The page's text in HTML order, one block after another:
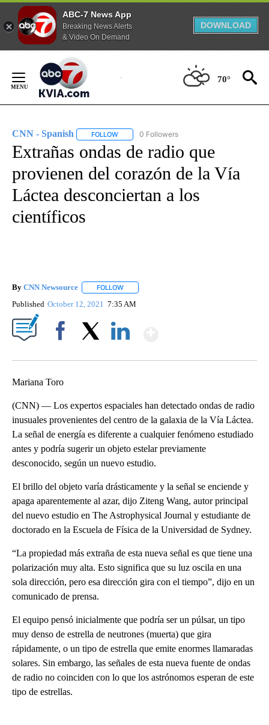
ABC-7 News App
Breaking News Alerts
& Video On Demand
DOWNLOAD
Content
70°
CNN - Spanish FOLLOW FOLLOW "CNN - SPANISH" TO RECEIVE
0 Followers
Extrañas ondas de radio que
provienen del corazón de la Vía
Láctea desconciertan a los
científicos
By CNN Newsource FOLLOW
Published October 12, 2021 7:35 AM
Mariana Toro
(CNN) — Los expertos espaciales han detectado ondas de radio
inusuales provenientes del centro de la galaxia de la Vía Láctea.
La señal de energía es diferente a cualquier fenómeno estudiado
antes y podría sugerir un objeto estelar previamente
desconocido, según un nuevo estudio.
El brillo del objeto varía drásticamente y la señal se enciende y
apaga aparentemente al azar, dijo Ziteng Wang, autor principal
del nuevo estudio en The Astrophysical Journal y estudiante de
doctorado en la Escuela de Física de la Universidad de Sydney.
“La propiedad más extraña de esta nueva señal es que tiene una
polarización muy alta. Esto significa que su luz oscila en una
sola dirección, pero esa dirección gira con el tiempo”, dijo en un
comunicado de prensa.
El equipo pensó inicialmente que podría ser un púlsar, un tipo
muy denso de estrella de neutrones (muerta) que gira
rápidamente, o un tipo de estrella que emite enormes llamaradas
solares. Sin embargo, las señales de esta nueva fuente de ondas
de radio no coinciden con lo que los astrónomos esperan de este
tipo de estrellas.